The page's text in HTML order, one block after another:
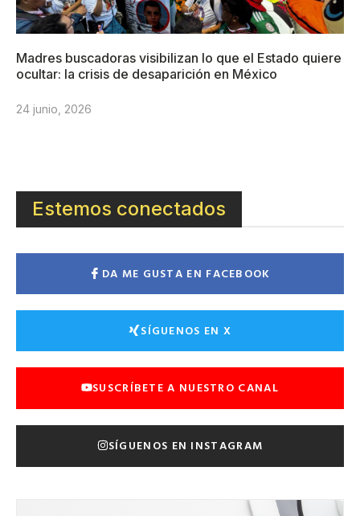
Madres buscadoras visibilizan lo que el Estado quiere
ocultar: la crisis de desaparición en México
24 junio, 2026
Estemos conectados
DA ME GUSTA EN FACEBOOK
SÍGUENOS EN X
SUSCRÍBETE A NUESTRO CANAL
SÍGUENOS EN INSTAGRAM